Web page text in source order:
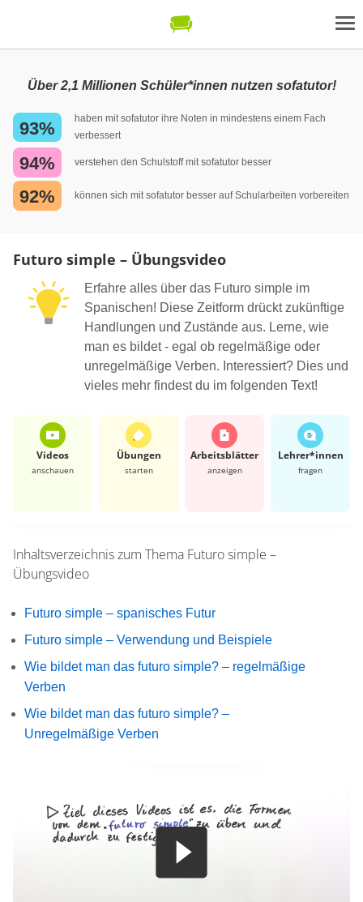
Über 2,1 Millionen Schüler*innen nutzen sofatutor!
93%
haben mit sofatutor ihre Noten in mindestens einem Fach
verbessert
94% verstehen den Schulstoff mit sofatutor besser
92% können sich mit sofatutor besser auf Schularbeiten vorbereiten
Futuro simple – Übungsvideo
Erfahre alles über das Futuro simple im
Spanischen! Diese Zeitform drückt zukünftige
Handlungen und Zustände aus. Lerne, wie
man es bildet - egal ob regelmäßige oder
unregelmäßige Verben. Interessiert? Dies und
vieles mehr findest du im folgenden Text!
Videos
anschauen
Übungen
starten
Arbeits­blätter
anzeigen
Lehrer*​innen
fragen
Inhaltsverzeichnis zum Thema Futuro simple –
Übungsvideo
Futuro simple – spanisches Futur
Futuro simple – Verwendung und Beispiele
Wie bildet man das futuro simple? – regelmäßige
Verben
Wie bildet man das futuro simple? –
Unregelmäßige Verben